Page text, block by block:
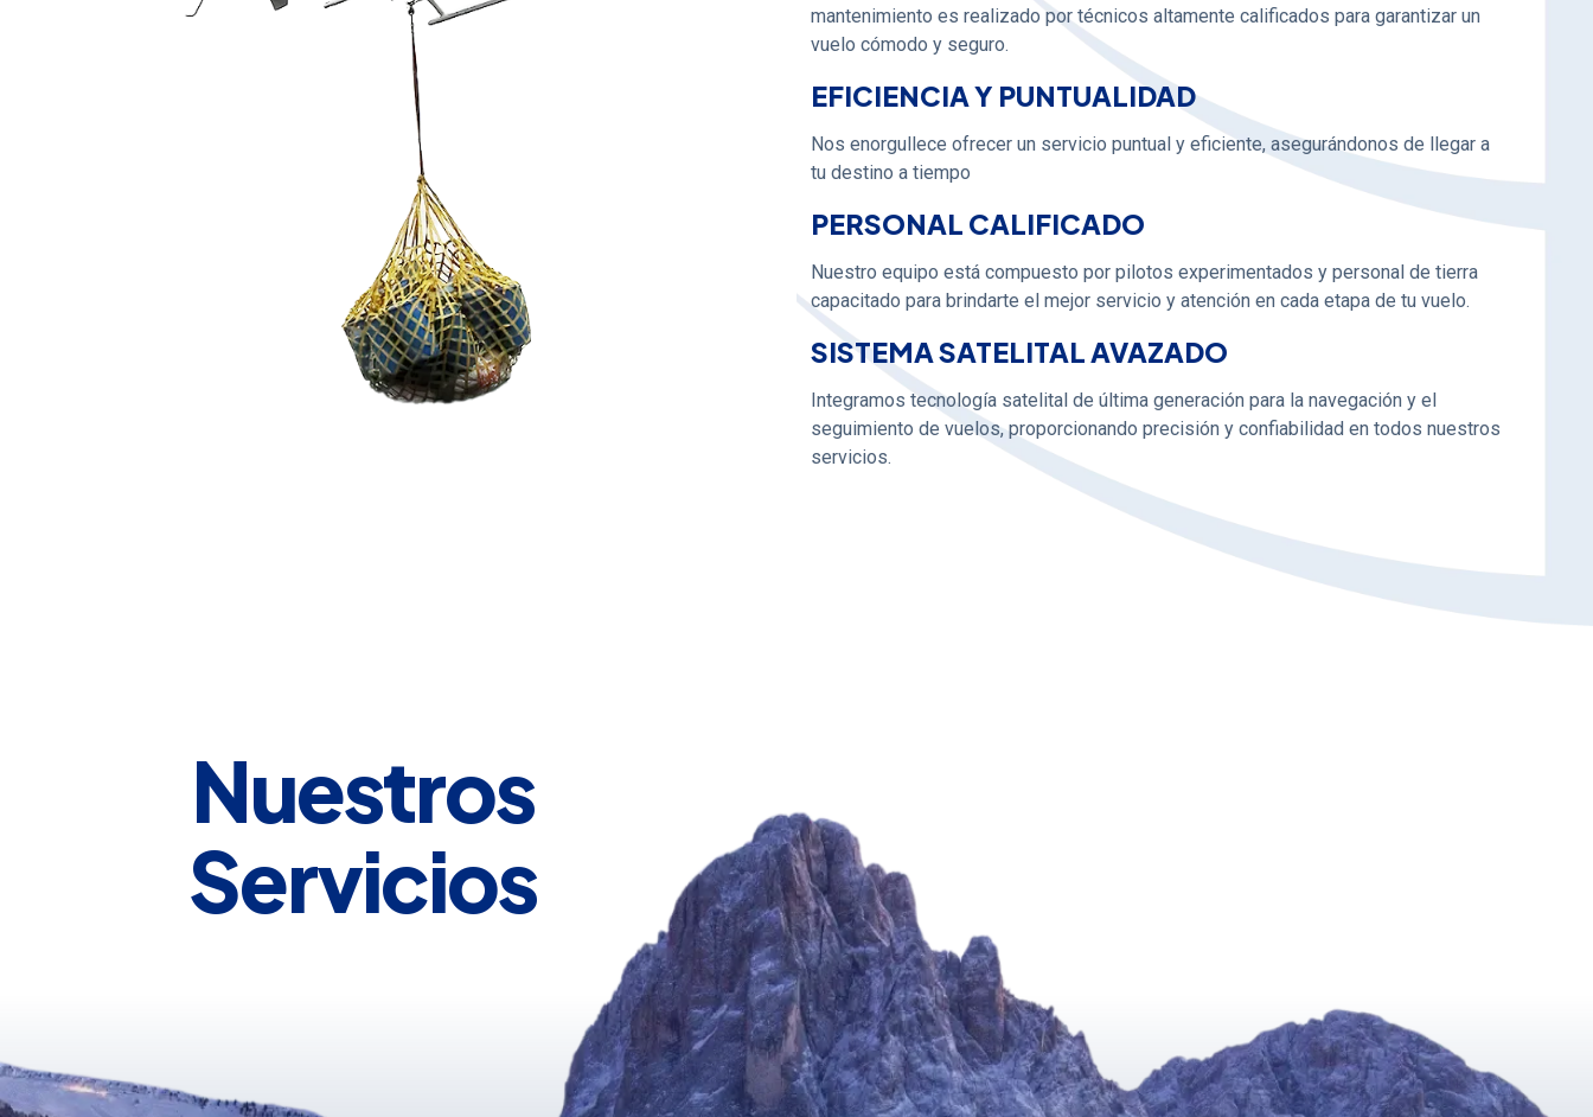
mantenimiento es realizado por técnicos altamente calificados para garantizar un
vuelo cómodo y seguro.
EFICIENCIA Y PUNTUALIDAD
Nos enorgullece ofrecer un servicio puntual y eficiente, asegurándonos de llegar a
tu destino a tiempo
PERSONAL CALIFICADO
Nuestro equipo está compuesto por pilotos experimentados y personal de tierra
capacitado para brindarte el mejor servicio y atención en cada etapa de tu vuelo.
SISTEMA SATELITAL AVAZADO
Integramos tecnología satelital de última generación para la navegación y el
seguimiento de vuelos, proporcionando precisión y confiabilidad en todos nuestros
servicios.
Nuestros
Servicios